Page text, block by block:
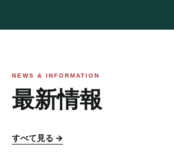
NEWS & INFORMATION
最新情報
すべて見る →